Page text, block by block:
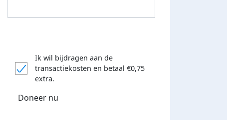
Donateurs bedankt
Ik wil bijdragen aan de
transactiekosten en betaal €0,75
extra.
Doneer nu